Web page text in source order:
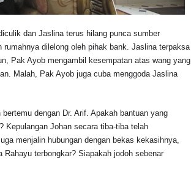
dan Jaslina terus hilang punca sumber
dilelong oleh pihak bank. Jaslina terpaksa
Pak Ayob mengambil kesempatan atas wang yang
Malah, Pak Ayob juga cuba menggoda Jaslina
dengan Dr. Arif. Apakah bantuan yang
Kepulangan Johan secara tiba-tiba telah
menjalin hubungan dengan bekas kekasihnya,
terbongkar? Siapakah jodoh sebenar